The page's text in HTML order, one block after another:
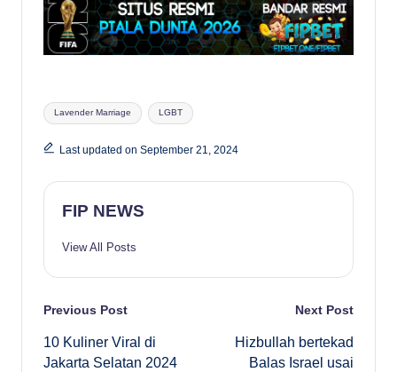
Tags:
Lavender Marriage LGBT
Last updated on September 21, 2024
FIP NEWS
View All Posts
Post
navigation
Previous Post
10 Kuliner Viral di
Jakarta Selatan 2024
Next Post
Hizbullah bertekad
Balas Israel usai